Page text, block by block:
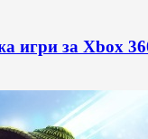
игри за Xbox